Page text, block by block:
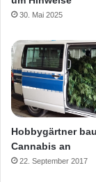
30. Mai 2025
Hobbygärtner
Cannabis an
22. September 2017